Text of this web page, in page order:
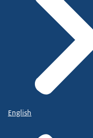
English